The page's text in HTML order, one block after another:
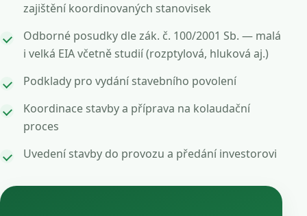
zajištění koordinovaných stanovisek
Odborné posudky dle zák. č. 100/2001 Sb. — malá
i velká EIA včetně studií (rozptylová, hluková aj.)
Podklady pro vydání stavebního povolení
Koordinace stavby a příprava na kolaudační
proces
Uvedení stavby do provozu a předání investorovi